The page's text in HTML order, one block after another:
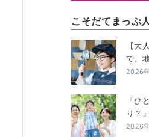
こそだてまっぷ
【大
で、
2026
「ひ
り？
2026